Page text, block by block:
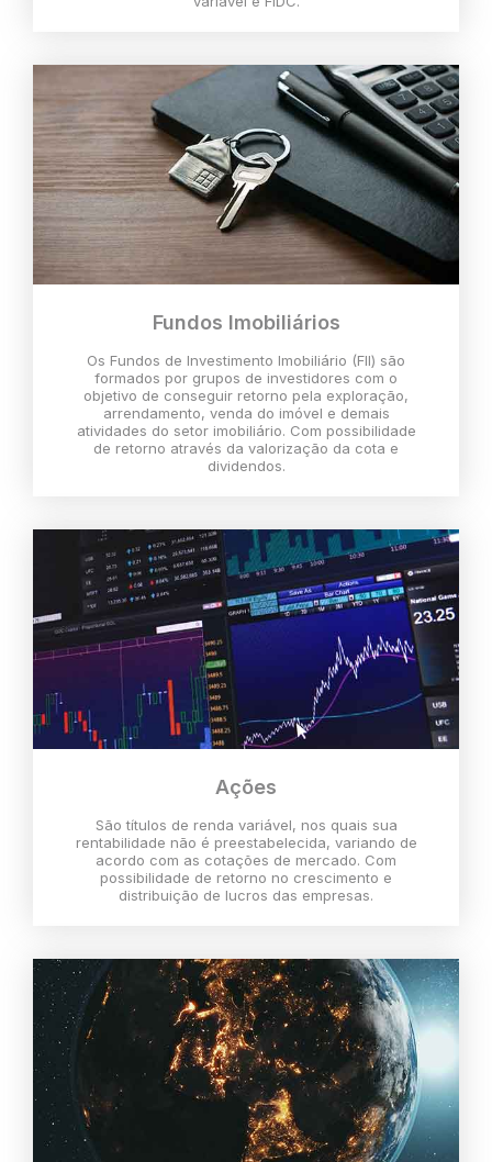
Fundos Imobiliários
Os Fundos de Investimento Imobiliário (FII) são
formados por grupos de investidores com o
objetivo de conseguir retorno pela exploração,
arrendamento, venda do imóvel e demais
atividades do setor imobiliário. Com possibilidade
de retorno através da valorização da cota e
dividendos.
Ações
São títulos de renda variável, nos quais sua
rentabilidade não é preestabelecida, variando de
acordo com as cotações de mercado. Com
possibilidade de retorno no crescimento e
distribuição de lucros das empresas.